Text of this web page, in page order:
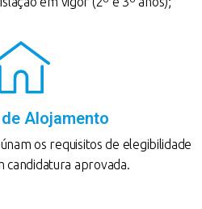
Alojamento
os requisitos de elegibilidade
candidatura aprovada.